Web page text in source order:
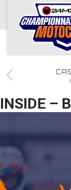
ACCUEIL
ACTUS
RÉSULTATS
PHOTOS /
INSIDE –